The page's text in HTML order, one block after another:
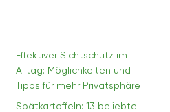
Effektiver Sichtschutz im
Alltag: Möglichkeiten und
Tipps für mehr Privatsphäre
Spätkartoffeln: 13 beliebte